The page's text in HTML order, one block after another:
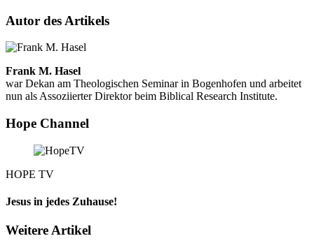
Autor des Artikels
Frank M. Hasel
war Dekan am Theologischen Seminar in Bogenhofen und arbeitet
nun als Assoziierter Direktor beim Biblical Research Institute.
Hope Channel
HOPE TV
Jesus in jedes Zuhause!
Weitere Artikel